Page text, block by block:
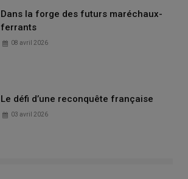
Dans la forge des futurs maréchaux-
ferrants
08 avril 2026
Le défi d’une reconquête française
03 avril 2026